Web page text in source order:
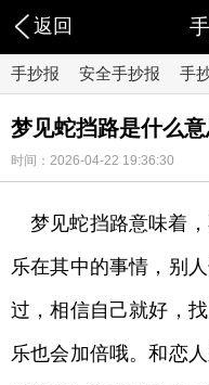
返回
手抄报 安全手抄报 手
梦见蛇挡路是什么
时间：2026-04-22 19:36:30
梦见蛇挡路意味着
乐在其中的事情，别
过，相信自己就好，
乐也会加倍哦。和恋